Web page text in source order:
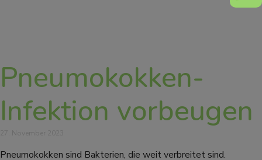
Pneumokokken-
Infektion vorbeugen
Pneumokokken sind Bakterien, die weit verbreitet sind.